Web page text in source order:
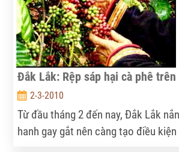
Đắk Lắk: Rệp sáp hại cà phê
2-3-2010
Từ đầu tháng 2 đến nay, Đắk Lắk
hanh gay gắt nên càng tạo điều